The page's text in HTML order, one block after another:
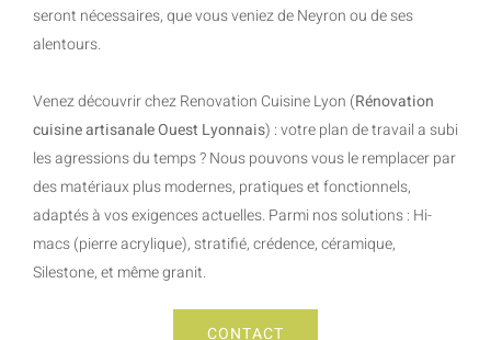
seront nécessaires, que vous veniez de Neyron ou de ses
alentours.
Venez découvrir chez Renovation Cuisine Lyon (Rénovation
cuisine artisanale Ouest Lyonnais) : votre plan de travail a subi
les agressions du temps ? Nous pouvons vous le remplacer par
des matériaux plus modernes, pratiques et fonctionnels,
adaptés à vos exigences actuelles. Parmi nos solutions : Hi-
macs (pierre acrylique), stratifié, crédence, céramique,
Silestone, et même granit.
CONTACT